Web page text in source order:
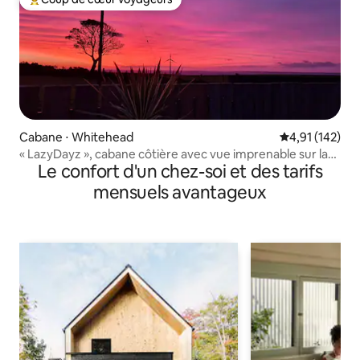
Coups de cœur voyageurs les plus appréciés
Cabane ⋅ Whitehead Évaluation
4,91 (142)
« LazyDayz », cabane côtière avec vue imprenable sur la
merLe confort d'un chez-soi et des tarifs
mensuels avantageux